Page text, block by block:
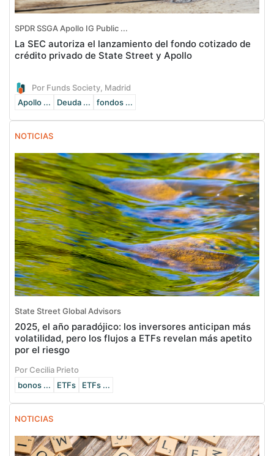
SPDR SSGA Apollo IG Public ...
La SEC autoriza el lanzamiento del fondo cotizado de
crédito privado de State Street y Apollo
Por Funds Society, Madrid
Apollo ...
Deuda ... fondos ...
NOTICIAS
State Street Global Advisors
2025, el año paradójico: los inversores anticipan más
volatilidad, pero los flujos a ETFs revelan más apetito
por el riesgo
Por Cecilia Prieto
bonos ...
ETFs ETFs ...
NOTICIAS